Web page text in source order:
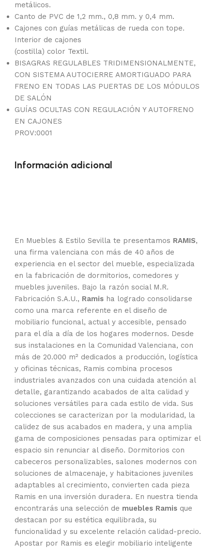
metálicos.
Canto de PVC de 1,2 mm., 0,8 mm. y 0,4 mm.
Cajones con guías metálicas de rueda con tope.
Interior de cajones
(costilla) color Textil.
BISAGRAS REGULABLES TRIDIMENSIONALMENTE,
CON SISTEMA AUTOCIERRE AMORTIGUADO PARA
FRENO EN TODAS LAS PUERTAS DE LOS MÓDULOS
DE SALÓN
GUÍAS OCULTAS CON REGULACIÓN Y AUTOFRENO
EN CAJONES
PROV:0001
Información adicional
En Muebles & Estilo Sevilla te presentamos RAMIS,
una firma valenciana con más de 40 años de
experiencia en el sector del mueble, especializada
en la fabricación de dormitorios, comedores y
muebles juveniles. Bajo la razón social M.R.
Fabricación S.A.U., Ramis ha logrado consolidarse
como una marca referente en el diseño de
mobiliario funcional, actual y accesible, pensado
para el día a día de los hogares modernos. Desde
sus instalaciones en la Comunidad Valenciana, con
más de 20.000 m² dedicados a producción, logística
y oficinas técnicas, Ramis combina procesos
industriales avanzados con una cuidada atención al
detalle, garantizando acabados de alta calidad y
soluciones versátiles para cada estilo de vida. Sus
colecciones se caracterizan por la modularidad, la
calidez de sus acabados en madera, y una amplia
gama de composiciones pensadas para optimizar el
espacio sin renunciar al diseño. Dormitorios con
cabeceros personalizables, salones modernos con
soluciones de almacenaje, y habitaciones juveniles
adaptables al crecimiento, convierten cada pieza
Ramis en una inversión duradera. En nuestra tienda
encontrarás una selección de muebles Ramis que
destacan por su estética equilibrada, su
funcionalidad y su excelente relación calidad-precio.
Apostar por Ramis es elegir mobiliario inteligente